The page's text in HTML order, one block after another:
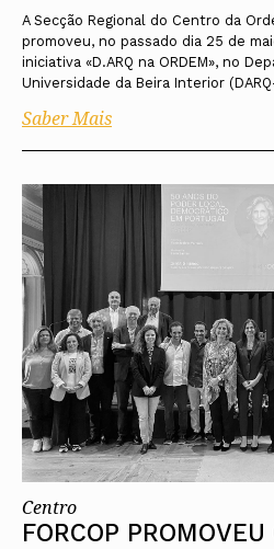
A Secção Regional do Centro da
promoveu, no passado dia 25 de
iniciativa «D.ARQ na ORDEM», no
Universidade da Beira Interior
Saber Mais
Centro
FORCOP